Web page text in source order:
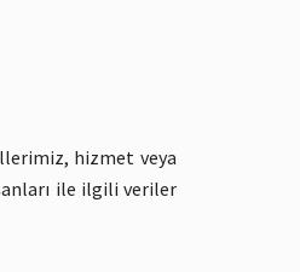
hizmet veya
ile ilgili veriler